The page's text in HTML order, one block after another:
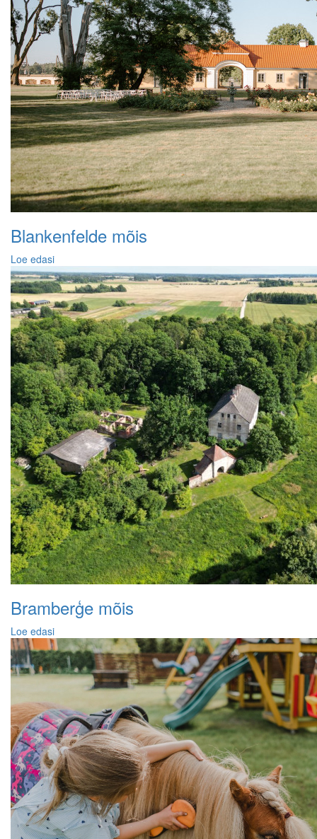
Blankenfelde mõis
Loe edasi
Bramberģe mõis
Loe edasi